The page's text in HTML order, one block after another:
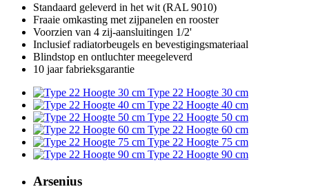
Standaard geleverd in het wit (RAL 9010)
Fraaie omkasting met zijpanelen en rooster
Voorzien van 4 zij-aansluitingen 1/2'
Inclusief radiatorbeugels en bevestigingsmateriaal
Blindstop en ontluchter meegeleverd
10 jaar fabrieksgarantie
Type 22 Hoogte 30 cm
Type 22 Hoogte 40 cm
Type 22 Hoogte 50 cm
Type 22 Hoogte 60 cm
Type 22 Hoogte 75 cm
Type 22 Hoogte 90 cm
Arsenius